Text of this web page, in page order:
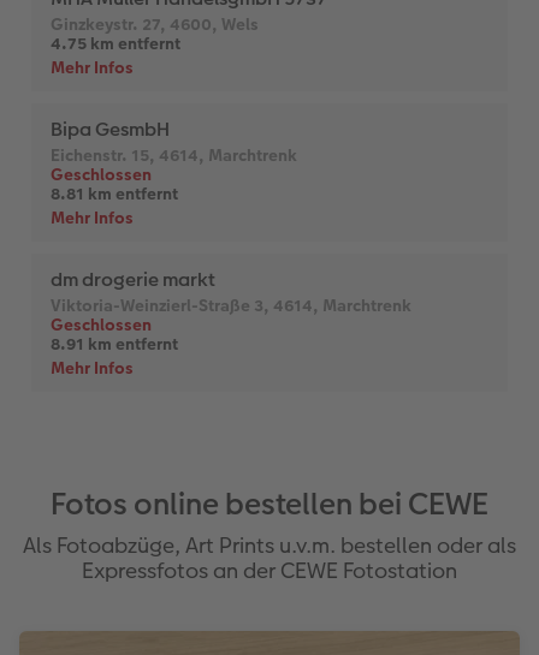
Fotos online bestellen bei CEWE
Als Fotoabzüge, Art Prints u.v.m. bestellen oder als
Expressfotos an der CEWE Fotostation